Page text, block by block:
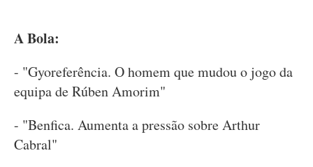
A Bola:
- "Gyoreferência. O homem que mudou o jogo da
equipa de Rúben Amorim"
- "Benfica. Aumenta a pressão sobre Arthur
Cabral"